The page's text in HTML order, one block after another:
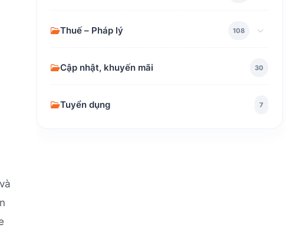
Thuế – Pháp lý 108
Cập nhật, khuyến mãi 30
Tuyển dụng 7